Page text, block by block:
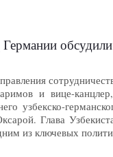
и вице-
узбекско-
Глава
из ключевых